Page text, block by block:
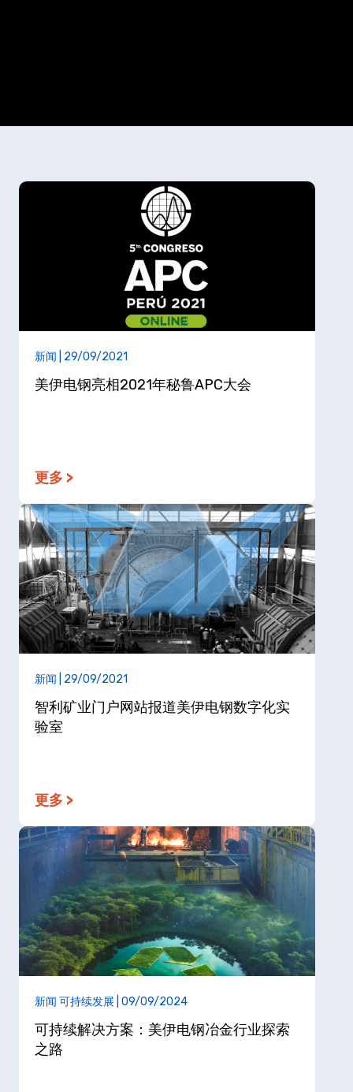
新闻 | 29/09/2021
美伊电钢亮相2021年秘鲁APC大会
更多 >
新闻 | 29/09/2021
智利矿业门户网站报道美伊电钢数字化实
验室
更多 >
新闻 可持续发展 | 09/09/2024
可持续解决方案：美伊电钢冶金行业探索
之路